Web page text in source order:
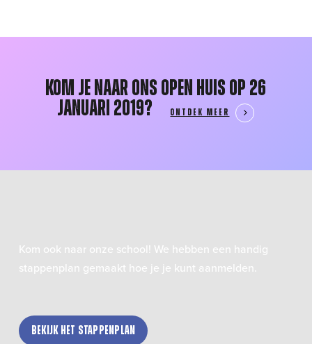
Kom je naar ons Open Huis op 26
januari 2019?
ONTDEK MEER
Kom ook naar onze school! We hebben een handig
stappenplan gemaakt hoe je je kunt aanmelden.
Bekijk het stappenplan